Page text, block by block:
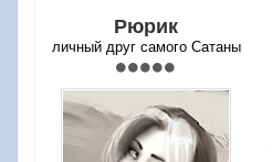
Рюрик
личный друг самого Сатаны